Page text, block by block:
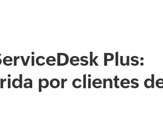
Plus:
por clientes